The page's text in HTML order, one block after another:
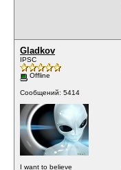
Gladkov
IPSC
Offline
Сообщений: 5414
I want to believe